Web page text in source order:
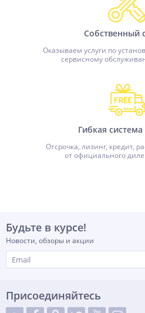
Собственный
Оказываем услуги по
сервисному
Гибкая
Отсрочка, лизинг, кредит,
от официального
Будьте в курсе!
Новости, обзоры и акции
Присоединяйтесь